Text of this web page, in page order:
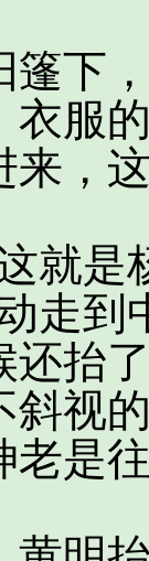
下，
衣服
来，
是
走
还抬
斜视
老是